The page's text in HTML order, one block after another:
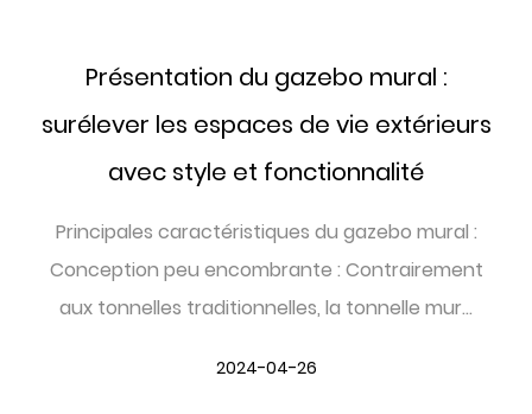
Présentation du gazebo mural :
surélever les espaces de vie extérieurs
avec style et fonctionnalité
Principales caractéristiques du gazebo mural :
Conception peu encombrante : Contrairement
aux tonnelles traditionnelles, la tonnelle mur...
2024-04-26